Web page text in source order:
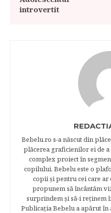
introvertit
Bebelu.ro s-a născut din
plăcerea graficienilor ei de a
complex proiect în
copilului. Bebelu este o
copii şi pentru cei care
propunem să încântăm
surprindem şi să-i reţinem
Publicația Bebelu a apărut